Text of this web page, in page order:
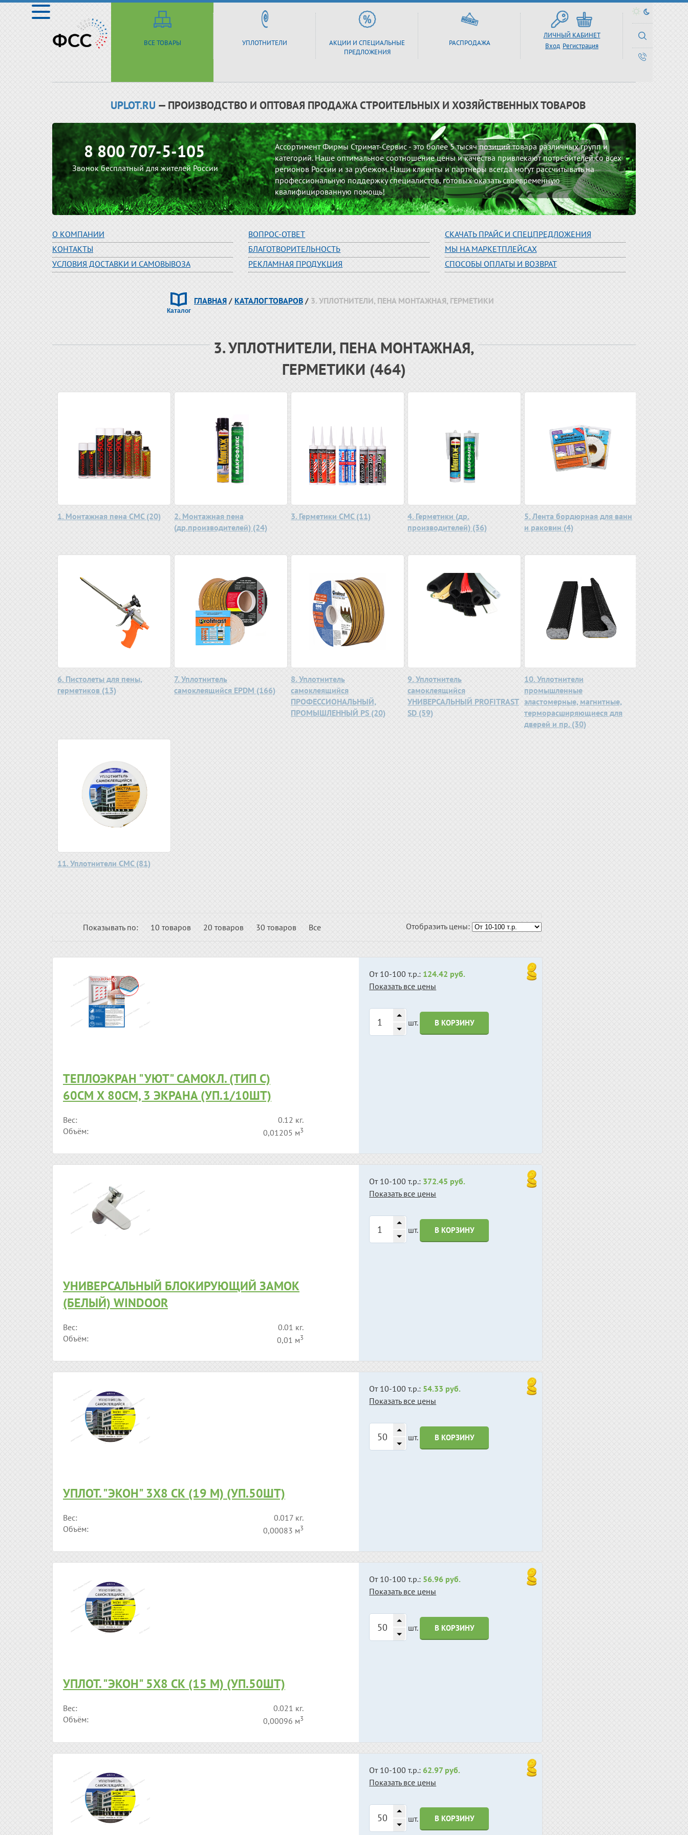
ВСЕ ТОВАРЫ УПЛОТНИТЕЛИ
АКЦИИ И СПЕЦИАЛЬНЫЕ
ПРЕДЛОЖЕНИЯ
РАСПРОДАЖА
ЛИЧНЫЙ КАБИНЕТ
Вход Регистрация
UPLOT.RU — ПРОИЗВОДСТВО И ОПТОВАЯ ПРОДАЖА СТРОИТЕЛЬНЫХ И ХОЗЯЙСТВЕННЫХ ТОВАРОВ
8 800 707-5-105
Звонок бесплатный для жителей России
Ассортимент Фирмы Стримат-Сервис - это более 5 тысяч позиций товара различных групп и
категорий. Наше оптимальное соотношение цены и качества привлекают потребителей со всех
регионов России и за рубежом. Наши клиенты и партнеры всегда могут рассчитывать на
профессиональную поддержку специалистов, готовых оказать своевременную
квалифицированную помощь!
О КОМПАНИИ
КОНТАКТЫ
УСЛОВИЯ ДОСТАВКИ И САМОВЫВОЗА
ВОПРОС-ОТВЕТ
БЛАГОТВОРИТЕЛЬНОСТЬ
РЕКЛАМНАЯ ПРОДУКЦИЯ
СКАЧАТЬ ПРАЙС И СПЕЦПРЕДЛОЖЕНИЯ
МЫ НА МАРКЕТПЛЕЙСАХ
СПОСОБЫ ОПЛАТЫ И ВОЗВРАТ
ГЛАВНАЯ / КАТАЛОГ ТОВАРОВ / 3. УПЛОТНИТЕЛИ, ПЕНА МОНТАЖНАЯ, ГЕРМЕТИКИ
3. УПЛОТНИТЕЛИ, ПЕНА МОНТАЖНАЯ,
ГЕРМЕТИКИ (464)
1. Монтажная пена СМС (20)
2. Монтажная пена
(др.производителей) (24)
3. Герметики СМС (11)
4. Герметики (др.
производителей) (36)
5. Лента бордюрная для ванн
и раковин (4)
6. Пистолеты для пены,
герметиков (13)
7. Уплотнитель
самоклеящийся EPDM (166)
8. Уплотнитель
самоклеящийся
ПРОФЕССИОНАЛЬНЫЙ,
ПРОМЫШЛЕННЫЙ PS (20)
9. Уплотнитель
самоклеящийся
УНИВЕРСАЛЬНЫЙ PROFITRAST
SD (59)
10. Уплотнители
промышленные
эластомерные, магнитные,
терморасширяющиеся для
дверей и пр. (30)
11. Уплотнители СМС (81)
Показывать по: 10 товаров 20 товаров 30 товаров Все Отобразить цены:
ТЕПЛОЭКРАН "УЮТ" САМОКЛ. (ТИП С)
60СМ Х 80СМ, 3 ЭКРАНА (УП.1/10ШТ)
Вес:
0.12 кг.
Объём:
0,01205 м3
От 10-100 т.р.: 124.42 руб.
Показать все цены
шт. В КОРЗИНУ
УНИВЕРСАЛЬНЫЙ БЛОКИРУЮЩИЙ ЗАМОК
(БЕЛЫЙ) WINDOOR
Вес:
0.01 кг.
Объём:
0,01 м3
От 10-100 т.р.: 372.45 руб.
Показать все цены
шт. В КОРЗИНУ
УПЛОТ. "ЭКОН" 3Х8 СК (19 М) (УП.50ШТ)
Вес:
0.017 кг.
Объём:
0,00083 м3
От 10-100 т.р.: 54.33 руб.
Показать все цены
шт. В КОРЗИНУ
УПЛОТ. "ЭКОН" 5Х8 СК (15 М) (УП.50ШТ)
Вес:
0.021 кг.
Объём:
0,00096 м3
От 10-100 т.р.: 56.96 руб.
Показать все цены
шт. В КОРЗИНУ
От 10-100 т.р.: 62.97 руб.
Показать все цены
шт. В КОРЗИНУ